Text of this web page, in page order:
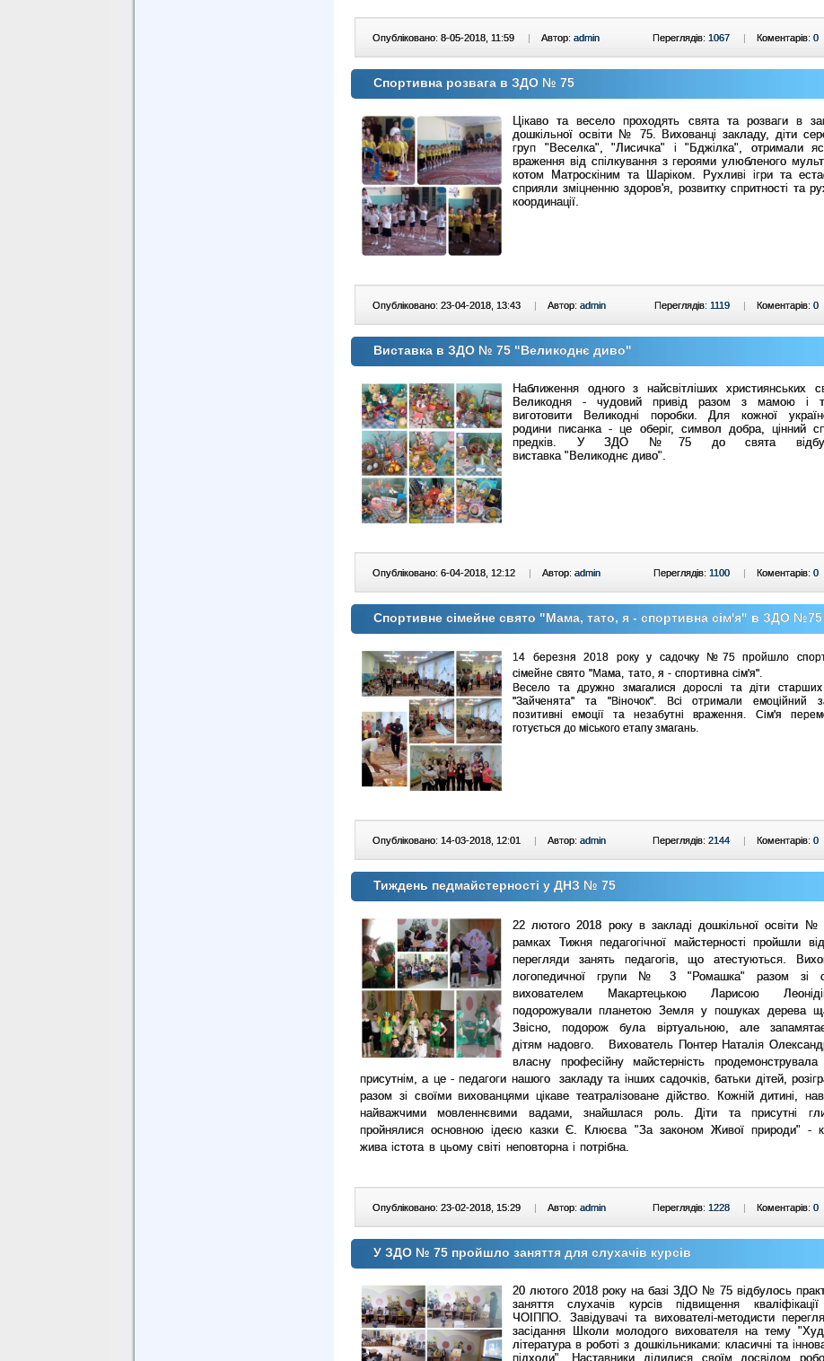
Опубліковано: 8-05-2018, 11:59 | Автор: admin Коментарів: 0
Переглядів: 1067 |
Спортивна розвага в ЗДО № 75
Цікаво та весело проходять свята та розваги в
дошкільної освіти № 75. Вихованці закладу, діти
груп "Веселка", "Лисичка" і "Бджілка", отримали
враження від спілкування з героями улюбленого
котом Матроскіним та Шаріком. Рухливі ігри та
сприяли зміцненню здоров'я, розвитку спритності та
координації.
Опубліковано: 23-04-2018, 13:43 | Автор: admin Коментарів: 0
Переглядів: 1119 |
Виставка в ЗДО № 75 "Великоднє диво"
Наближення одного з найсвітліших християнських
Великодня - чудовий привід разом з мамою і
виготовити Великодні поробки. Для кожної
родини писанка - це оберіг, символ добра, цінний
предків. У ЗДО №75 до свята
виставка "Великоднє диво".
Опубліковано: 6-04-2018, 12:12 | Автор: admin Коментарів: 0
Переглядів: 1100 |
Спортивне сімейне свято "Мама, тато, я - спортивна сім'я" в ЗДО №75
14 березня 2018 року у садочку №75 пройшло
сімейне свято "Мама, тато, я - спортивна сім'я".
Весело та дружно змагалися дорослі та діти старших
"Зайченята" та "Віночок". Всі отримали емоційний
позитивні емоції та незабутні враження. Сім'я
готується до міського етапу змагань.
Опубліковано: 14-03-2018, 12:01 | Автор: admin Коментарів: 0
Переглядів: 2144 |
Тиждень педмайстерності у ДНЗ № 75
22 лютого 2018 року в закладі дошкільної освіти
рамках Тижня педагогічної майстерності пройшли
перегляди занять педагогів, що атестуються.
логопедичної групи № 3 "Ромашка" разом зі
вихователем Макартецькою Ларисою
подорожували планетою Земля у пошуках дерева
Звісно, подорож була віртуальною, але
дітям надовго. Вихователь Понтер Наталія
власну професійну майстерність продемонструвала
присутнім, а це - педагоги нашого закладу та інших садочків, батьки дітей,
разом зі своїми вихованцями цікаве театралізоване дійство. Кожній дитині,
найважчими мовленнєвими вадами, знайшлася роль. Діти та присутні
пройнялися основною ідеєю казки Є. Клюєва "За законом Живої природи" -
жива істота в цьому світі неповторна і потрібна.
Опубліковано: 23-02-2018, 15:29 | Автор: admin Коментарів: 0
Переглядів: 1228 |
У ЗДО № 75 пройшло заняття для слухачів курсів
20 лютого 2018 року на базі ЗДО № 75 відбулось
заняття слухачів курсів підвищення
ЧОІППО. Завідувачі та вихователі-методисти
засідання Школи молодого вихователя на тему
література в роботі з дошкільниками: класичні та
підходи". Наставники ділилися своїм досвідом